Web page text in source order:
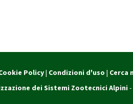
Policy| Condizioni d'uso | Cerca
dei Sistemi Zootecnici Alpini -